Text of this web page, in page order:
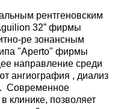
рентгеновским
32” фирмы
ре зонансным
"Aperto" фирмы
направление среди
ангиография , диализ
Современное
клинике, позволяет